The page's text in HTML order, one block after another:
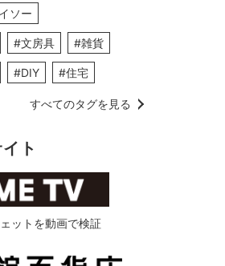
ソー
#文房具 #雑貨
#DIY #住宅
すべてのタグを見る
ト
ットを動画で検証